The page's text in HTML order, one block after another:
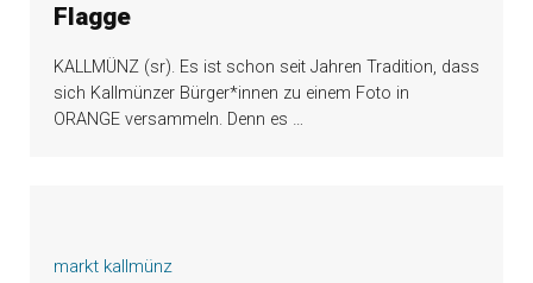
Flagge
KALLMÜNZ (sr). Es ist schon seit Jahren Tradition, dass
sich Kallmünzer Bürger*innen zu einem Foto in
ORANGE versammeln. Denn es …
markt kallmünz